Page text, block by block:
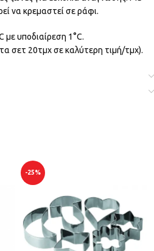
να κρεμαστεί σε ράφι.
υποδιαίρεση 1°C.
σετ 20τμχ σε καλύτερη τιμή/τμχ).
-25%